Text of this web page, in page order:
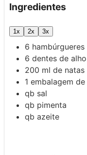
Ingredientes
1x 2x 3x
6 hambúrgueres
6 dentes de alho
200 ml de natas
1 embalagem de
qb sal
qb pimenta
qb azeite